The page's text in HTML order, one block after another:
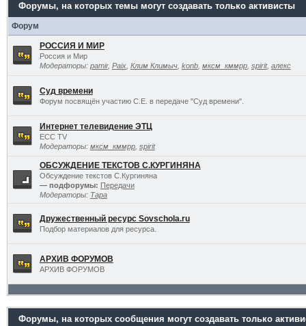
Форумы, на которых темы могут создавать только активисты
Форум
РОССИЯ И МИР
Россия и Мир
Модераторы: pamir, Paix, Клим Климыч, konb, мксм_кммрр, spirit, алекс
Суд времени
Форум посвящён участию С.Е. в передаче "Суд времени".
Интернет телевидение ЭТЦ
ECC TV
Модераторы: мксм_кммрр, spirit
ОБСУЖДЕНИЕ ТЕКСТОВ С.КУРГИНЯНА
Обсуждение текстов С.Кургиняна
— подфорумы: Передачи
Модераторы: Тара
Дружественный ресурс Sovschola.ru
Подбор материалов для ресурса.
АРХИВ ФОРУМОВ
АРХИВ ФОРУМОВ
Форумы, на которых сообщения могут создавать только